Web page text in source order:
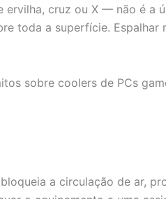
cruz ou X — não é a
toda a superfície.
a circulação de ar,